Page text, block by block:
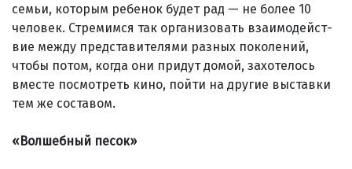
семьи, которым ребенок будет рад — не более 10
человек. Стремимся так организовать взаи­мо­дейст­
вие между представителями разных поколений,
чтобы потом, когда они придут домой, захотелось
вместе посмотреть кино, пойти на другие выставки
тем же составом.
«Волшебный песок»